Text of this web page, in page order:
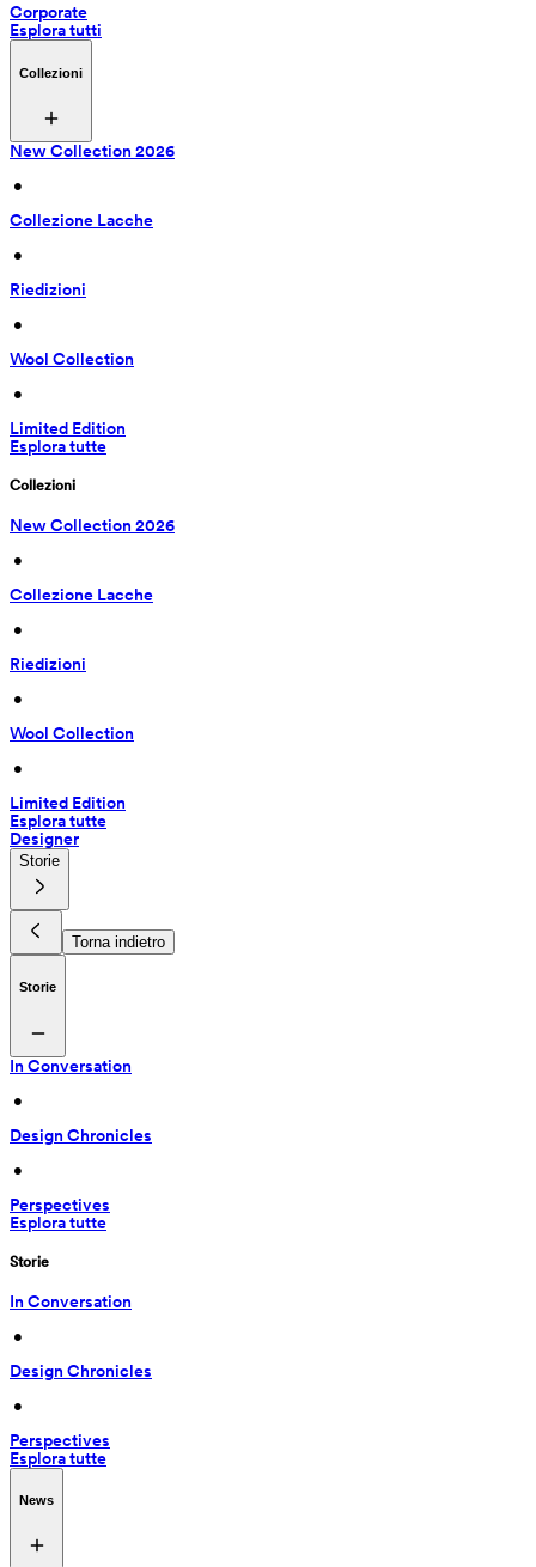
Corporate
Esplora tutti
Collezioni
New Collection 2026
•
Collezione Lacche
•
Riedizioni
•
Wool Collection
•
Limited Edition
Esplora tutte
Collezioni
New Collection 2026
•
Collezione Lacche
•
Riedizioni
•
Wool Collection
•
Limited Edition
Esplora tutte
Designer
Storie
Torna indietro
Storie
In Conversation
•
Design Chronicles
•
Perspectives
Esplora tutte
Storie
In Conversation
•
Design Chronicles
•
Perspectives
Esplora tutte
News